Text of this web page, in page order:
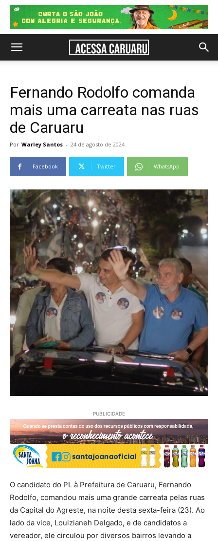
Fernando Rodolfo comanda
mais uma carreata nas ruas
de Caruaru
Por Warley Santos - 24 de agosto de 2024
Facebook Twitter WhatsApp
PUBLICIDADE
O candidato do PL à Prefeitura de Caruaru, Fernando
Rodolfo, comandou mais uma grande carreata pelas ruas
da Capital do Agreste, na noite desta sexta-feira (23). Ao
lado da vice, Louizianeh Delgado, e de candidatos a
vereador, ele circulou por diversos bairros levando a